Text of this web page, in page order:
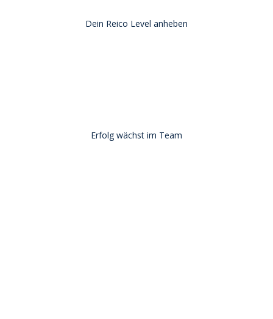
Dein Reico Level anheben
Erfolg wächst im Team